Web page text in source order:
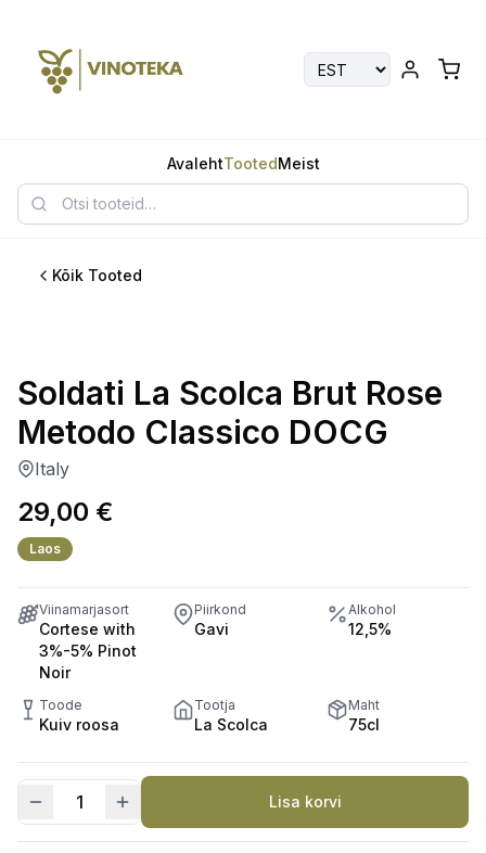
AvalehtTootedMeist
Kõik Tooted
Soldati La Scolca Brut Rose
Metodo Classico DOCG
Italy
29,00 €
Laos
Viinamarjasort
Cortese with
3%-5% Pinot
Noir
Piirkond
Gavi
Alkohol
12,5%
Toode
Kuiv roosa
Tootja
La Scolca
Maht
75cl
La
Lisa korvi